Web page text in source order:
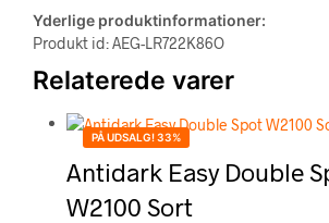
Yderlige produktinformationer:
Produkt id: AEG-LR722K86O
Relaterede varer
PÅ UDSALG! 33%
Antidark Easy Double
W2100 Sort